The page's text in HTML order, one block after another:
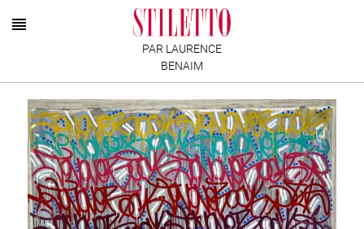
PAR LAURENCE
BENAIM